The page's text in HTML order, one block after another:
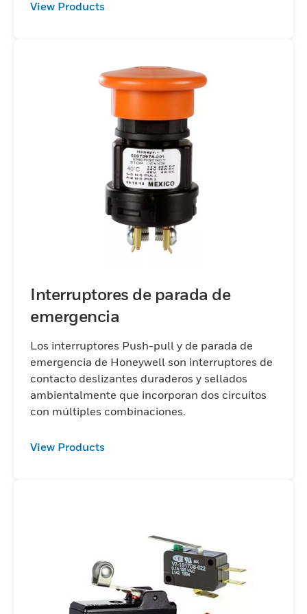
añadido. Un proveedor integral, de servicio
View Products
Interruptores de parada de
emergencia
Los interruptores Push-pull y de parada de
emergencia de Honeywell son interruptores de
contacto deslizantes duraderos y sellados
ambientalmente que incorporan dos circuitos
con múltiples combinaciones.
View Products